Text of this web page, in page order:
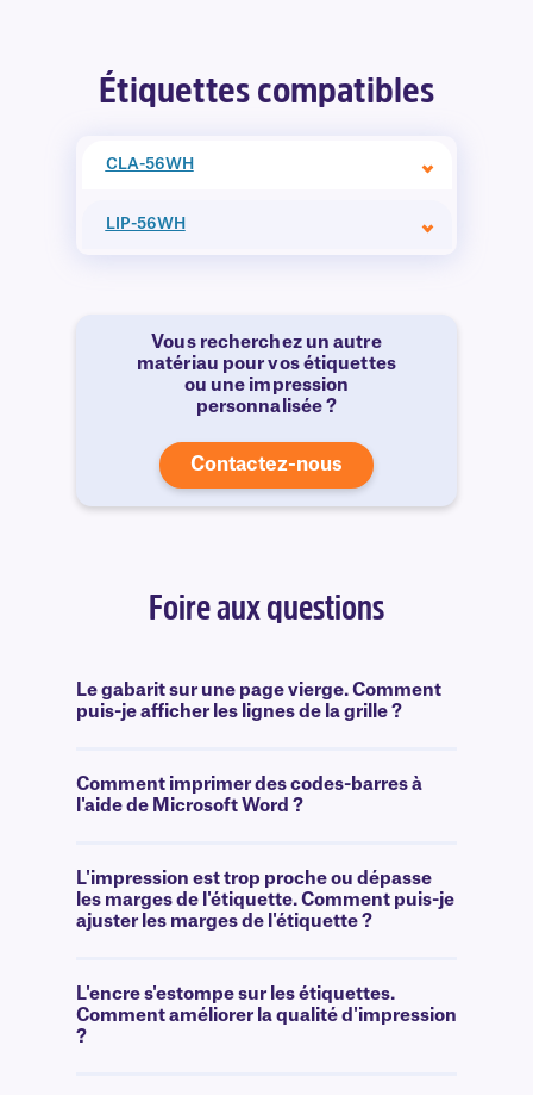
Étiquettes compatibles
CLA-56WH
LIP-56WH
Vous recherchez un autre
matériau pour vos étiquettes
ou une impression
personnalisée ?
Contactez-nous
Foire aux questions
Le gabarit sur une page vierge. Comment
puis-je afficher les lignes de la grille ?
Comment imprimer des codes-barres à
l'aide de Microsoft Word ?
L'impression est trop proche ou dépasse
les marges de l'étiquette. Comment puis-je
ajuster les marges de l'étiquette ?
L'encre s'estompe sur les étiquettes.
Comment améliorer la qualité d'impression
?